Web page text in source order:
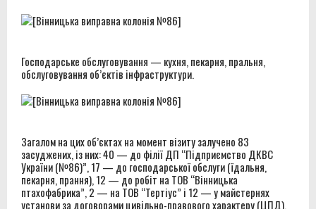
Господарське обслуговування — кухня, пекарня, пральня,
обслуговування об’єктів інфраструктури.
Загалом на цих об’єктах на момент візиту залучено 83
засуджених, із них: 40 — до філії ДП “Підприємство ДКВС
України (№86)”, 17 — до господарської обслуги (їдальня,
пекарня, прання), 12 — до робіт на ТОВ “Вінницька
птахофабрика”, 2 — на ТОВ “Тертіус” і 12 — у майстернях
установи за договорами цивільно-правового характеру (ЦПД).